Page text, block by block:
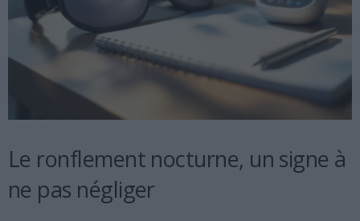
Le ronflement nocturne, un signe à
ne pas négliger